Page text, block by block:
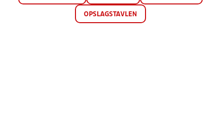
OPSLAGSTAVLEN